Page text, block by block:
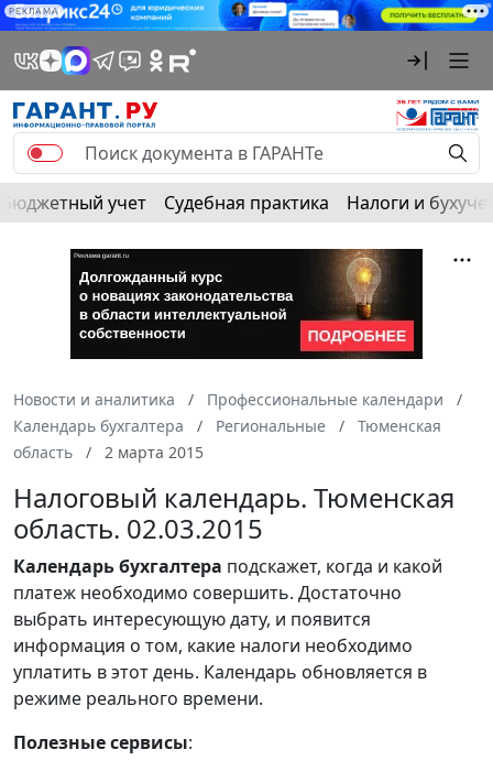
РЕКЛАМА
Бюджетный учет Судебная практика Налоги и
Новости и аналитика
Профессиональные календари
Календарь бухгалтера
Региональные
Тюменская
область
2 марта 2015
Налоговый календарь. Тюменская
область. 02.03.2015
Календарьбухгалтера подскажет, когда и какой
платеж необходимо совершить. Достаточно
выбрать интересующую дату, и появится
информация о том, какие налоги необходимо
уплатить в этот день. Календарь обновляется в
режиме реального времени.
Полезные сервисы: